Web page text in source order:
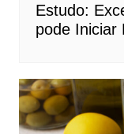
Estudo:
pode Iniciar